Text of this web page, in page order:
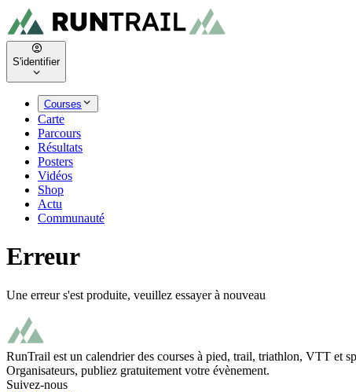
S'identifier
Courses
Carte
Parcours
Résultats
Posters
Vidéos
Shop
Actu
Communauté
Erreur
Une erreur s'est produite, veuillez essayer à nouveau
RunTrail est un calendrier des courses à pied, trail, triathlon, VTT et
Organisateurs, publiez gratuitement votre évènement.
Suivez-nous